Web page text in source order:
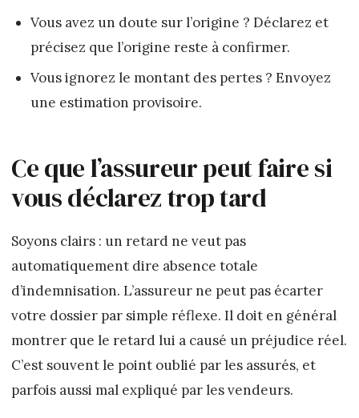
Vous avez un doute sur l’origine ? Déclarez et
précisez que l’origine reste à confirmer.
Vous ignorez le montant des pertes ? Envoyez
une estimation provisoire.
Ce que l’assureur peut faire si
vous déclarez trop tard
Soyons clairs : un retard ne veut pas
automatiquement dire absence totale
d’indemnisation. L’assureur ne peut pas écarter
votre dossier par simple réflexe. Il doit en général
montrer que le retard lui a causé un préjudice réel.
C’est souvent le point oublié par les assurés, et
parfois aussi mal expliqué par les vendeurs.